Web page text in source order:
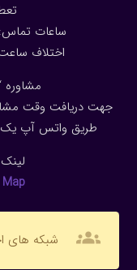
ساعات تماس: 10 شب تا 5 صبح به وقت ایران
اختلاف ساعت
مشاوره
جهت دریافت وقت
طریق واتس آپ یک
groups شبکه های